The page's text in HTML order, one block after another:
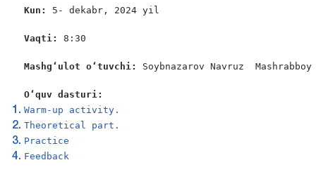
Kun: 5- dekabr, 2024 yil
Vaqti: 8:30
Mashg‘ulot o‘tuvchi: Soybnazarov Navruz
O‘quv dasturi:
Warm-up activity.
Theoretical part.
Practice
Feedback